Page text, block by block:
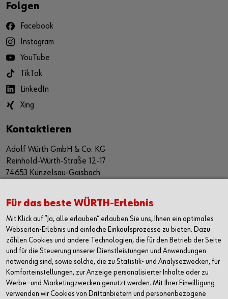
Folgen
Facebook
Instagram
YouTube
TikTok
LinkedIn
Xing
Kontaktieren
Adolf Würth GmbH & Co. KG
Reinhold-Würth-Straße 12-17
74653 Künzelsau-Gaisbach
Alle Kontaktmöglichkeiten
+49 7940 15-2400
info@wuerth.com
Für das beste WÜRTH-Erlebnis
Mit Klick auf “Ja, alle erlauben“ erlauben Sie uns, Ihnen ein optimales
Webseiten-Erlebnis und einfache Einkaufsprozesse zu bieten. Dazu
zählen Cookies und andere Technologien, die für den Betrieb der Seite
und für die Steuerung unserer Dienstleistungen und Anwendungen
notwendig sind, sowie solche, die zu Statistik- und Analysezwecken, für
Komforteinstellungen, zur Anzeige personalisierter Inhalte oder zu
Werbe- und Marketingzwecken genutzt werden. Mit Ihrer Einwilligung
verwenden wir Cookies von Drittanbietern und personenbezogene